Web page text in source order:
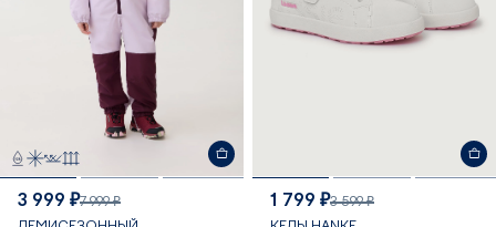
3 999 ₽7 999 ₽
1 799 ₽3 599 ₽